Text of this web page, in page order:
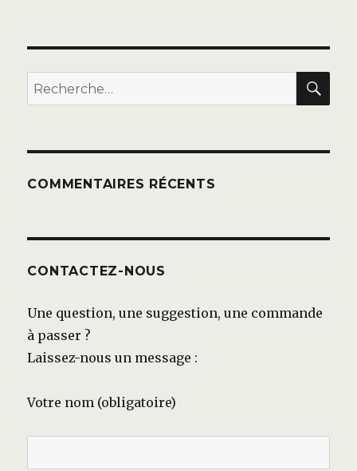
Recherche
pour :
COMMENTAIRES RÉCENTS
CONTACTEZ-NOUS
Une question, une suggestion, une commande
à passer ?
Laissez-nous un message :
Votre nom (obligatoire)